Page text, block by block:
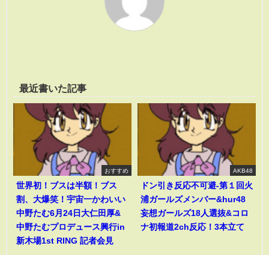
最近書いた記事
おすすめ
世界初！ブスは半額！ブス
割、大爆笑！宇宙一かわいい
中野たむ6月24日大仁田厚&
中野たむプロデュース興行in
新木場1st RING 記者会見
AKB48
ドン引き反応不可避-第１回火
浦ガールズメンバー&hur48
妄想ガールズ18人選抜&コロ
ナ初報道2ch反応！3本立て